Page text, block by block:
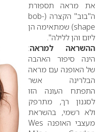
את מראה תספורת
ה"בוב" הקצרה (bob-
shape) שמתאימה הן
ליום והן ללילה".
ההשראה למראה:
הינה סיפור האהבה
של האופנה עם מראה
הבלרינה אשר
התפתח העונה הזו
לסגנון רך, מתרפק
ולא רשמי, בהשראת
מעצבי האופנה Wes